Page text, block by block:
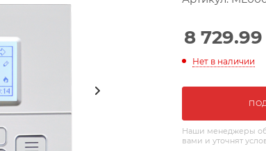
8 729.99
Нет в наличии
Наши менеджеры
вами и уточнят